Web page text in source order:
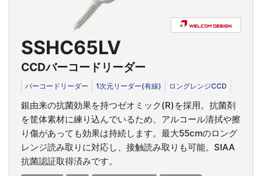
SSHC65LV
CCDバーコードリーダー
バーコードリーダー 1次元リーダー(有線) ロングレンジCCD
銀由来の抗菌効果を持つゼオミック(R)を採用。抗菌剤
を筐体素材に練り込んでいるため、アルコール清拭や擦
り傷があっても効果は持続します。最大55cmのロング
レンジ読み取りに対応し、接触読み取りも可能。SIAA
抗菌認証取得済みです。